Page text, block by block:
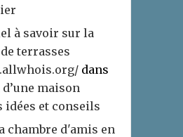
à savoir sur la
terrasses
dans
maison
idées et conseils
chambre d'amis en